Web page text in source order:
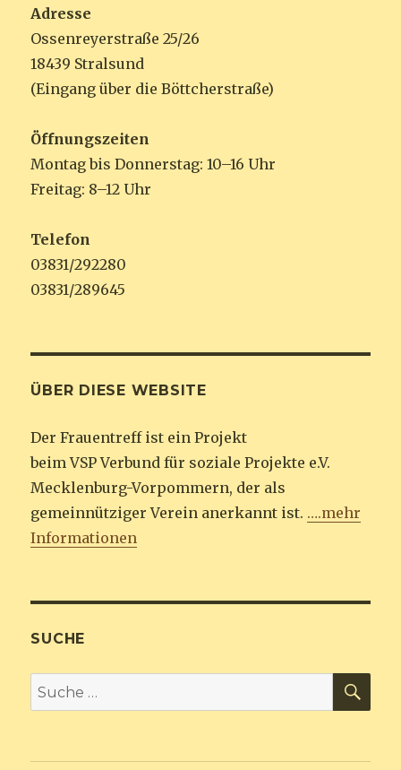
Adresse
Ossenreyerstraße 25/26
18439 Stralsund
(Eingang über die Böttcherstraße)
Öffnungszeiten
Montag bis Donnerstag: 10–16 Uhr
Freitag: 8–12 Uhr
Telefon
03831/292280
03831/289645
ÜBER DIESE WEBSITE
Der Frauentreff ist ein Projekt
beim VSP Verbund für soziale Projekte e.V.
Mecklenburg-Vorpommern, der als
gemeinnütziger Verein anerkannt ist. ….mehr
Informationen
SUCHE
Suche
nach: